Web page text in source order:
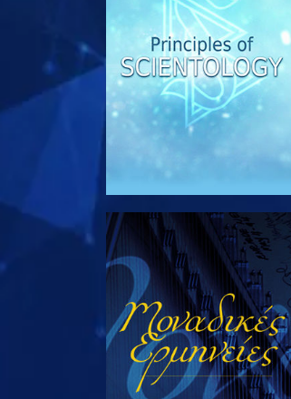
ΠΑΡΑΚΟΛΟΥΘΗΣΤΕ